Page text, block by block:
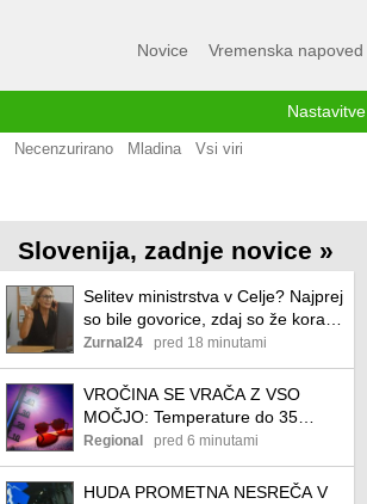
Novice Vremenska napoved
Nastavitve
Necenzurirano Mladina Vsi viri
Slovenija, zadnje novice »
Selitev ministrstva v Celje? Najprej
so bile govorice, zdaj so že korak
dlje!
Zurnal24 pred 18 minutami
VROČINA SE VRAČA Z VSO
MOČJO: Temperature do 35
stopinj, večjih padavin ni na vidiku
Regional pred 6 minutami
HUDA PROMETNA NESREČA V